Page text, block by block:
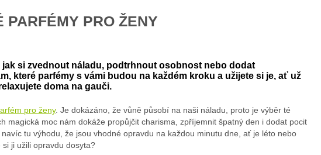
PARFÉMY PRO ŽENY
si zvednout náladu, podtrhnout osobnost nebo dodat
které parfémy s vámi budou na každém kroku a užijete si je, ať už
doma na gauči.
pro ženy. Je dokázáno, že vůně působí na naši náladu, proto je výběr té
magická moc nám dokáže propůjčit charisma, zpříjemnit špatný den i dodat pocit
tu výhodu, že jsou vhodné opravdu na každou minutu dne, ať je léto nebo
ji užili opravdu dosyta?